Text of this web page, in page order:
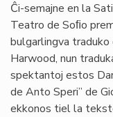
Ĉi-semajne en la
Teatro de Soﬁo
bulgarlingva traduko
Harwood, nun
spektantoj estos
de Anto Speri” de
ekkonos tiel la